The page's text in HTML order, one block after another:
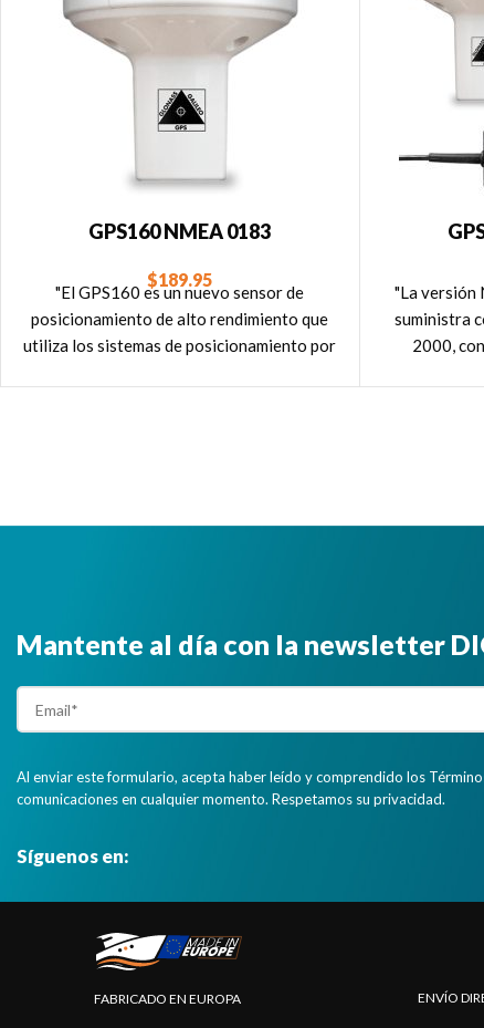
GPS160 NMEA 0183
$189.95
"El GPS160 es un nuevo sensor de
posicionamiento de alto rendimiento que
utiliza los sistemas de posicionamiento por
"La versión
suministra
2000,
Mantente al día con la newsletter
Al enviar este formulario, acepta haber leído y comprendido los
comunicaciones en cualquier momento. Respetamos su privacidad.
Síguenos en:
FABRICADO EN EUROPA ENVÍO